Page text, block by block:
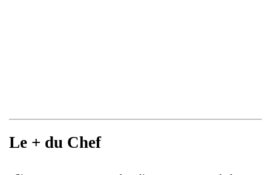
Le + du Chef